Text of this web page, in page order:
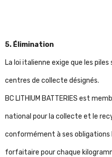
5. Élimination
La loi italienne exige que les
centres de collecte désignés.
BC LITHIUM BATTERIES est
national pour la collecte et le
conformément à ses
forfaitaire pour chaque